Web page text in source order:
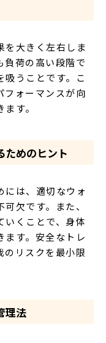
を大きく左右しま
負荷の高い段階で
吸うことです。こ
フォーマンスが向
す。
ためのヒント
には、適切なウォ
欠です。また、
いくことで、身体
ます。安全なトレ
のリスクを最小限
理法